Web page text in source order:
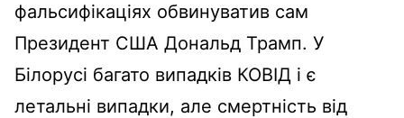
фальсифікаціях обвинуватив сам
Президент США Дональд Трамп. У
Білорусі багато випадків КОВІД і є
летальні випадки, але смертність від